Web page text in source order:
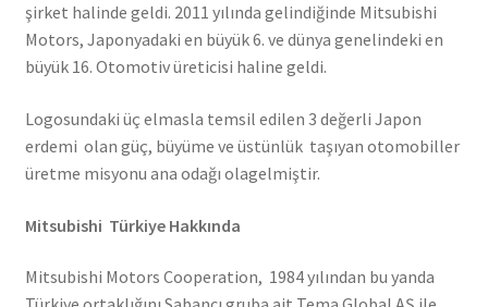
şirket halinde geldi. 2011 yılında gelindiğinde Mitsubishi
Motors, Japonyadaki en büyük 6. ve dünya genelindeki en
büyük 16. Otomotiv üreticisi haline geldi.
Logosundaki üç elmasla temsil edilen 3 değerli Japon
erdemi olan güç, büyüme ve üstünlük taşıyan otomobiller
üretme misyonu ana odağı olagelmiştir.
Mitsubishi Türkiye Hakkında
Mitsubishi Motors Cooperation, 1984 yılından bu yanda